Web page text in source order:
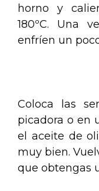
horno y
180ºC. Una
enfríen un
Coloca las
picadora o en
el aceite de
muy bien.
que obtengas